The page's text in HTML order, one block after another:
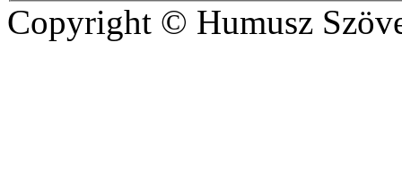
Copyright © Humusz